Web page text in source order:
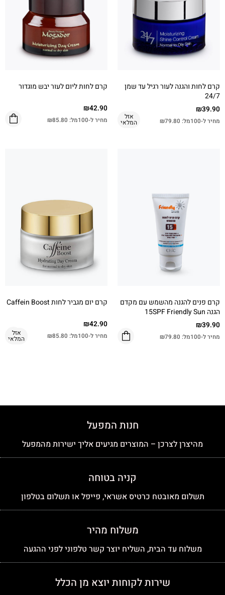
קרם לחות והגנה לעור רגיל עד שמן
24/7
₪39.90
מחיר ל-100מל: ₪79.80 אזל
המלאי
קרם לחות ליום לעור יבש מוגדור
₪42.90
מחיר ל-100מל: ₪85.80
קרם פנים להגנה מהשמש עם מקדם
הגנה 15SPF Friendly Sun
₪39.90
מחיר ל-100מל: ₪79.80
קרם יום מגביר לחות Caffein Boost
₪42.90
מחיר ל-100מל: ₪85.80 אזל
המלאי
חנות המפעל
מהיצרן לצרכן – המוצרים מגיעים אליך ישירות מהמפעל
קניה בטוחה
תשלום מאובטח כרטיס אשראי, פייפל או תשלום בטלפון
משלוח מהיר
משלוח עד הבית, השליח יוצר קשר טלפוני לפני ההגעה
שירות לקוחות יוצא מן הכלל